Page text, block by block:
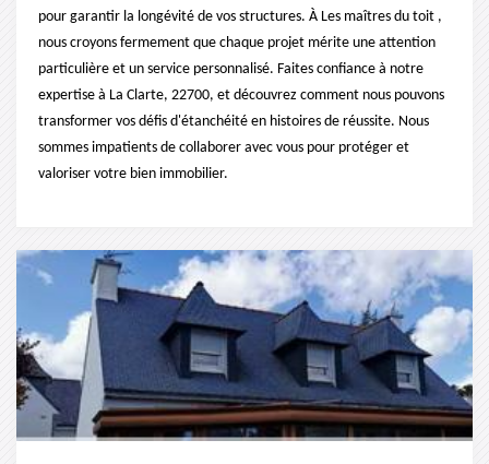
pour garantir la longévité de vos structures. À Les maîtres du toit ,
nous croyons fermement que chaque projet mérite une attention
particulière et un service personnalisé. Faites confiance à notre
expertise à La Clarte, 22700, et découvrez comment nous pouvons
transformer vos défis d'étanchéité en histoires de réussite. Nous
sommes impatients de collaborer avec vous pour protéger et
valoriser votre bien immobilier.